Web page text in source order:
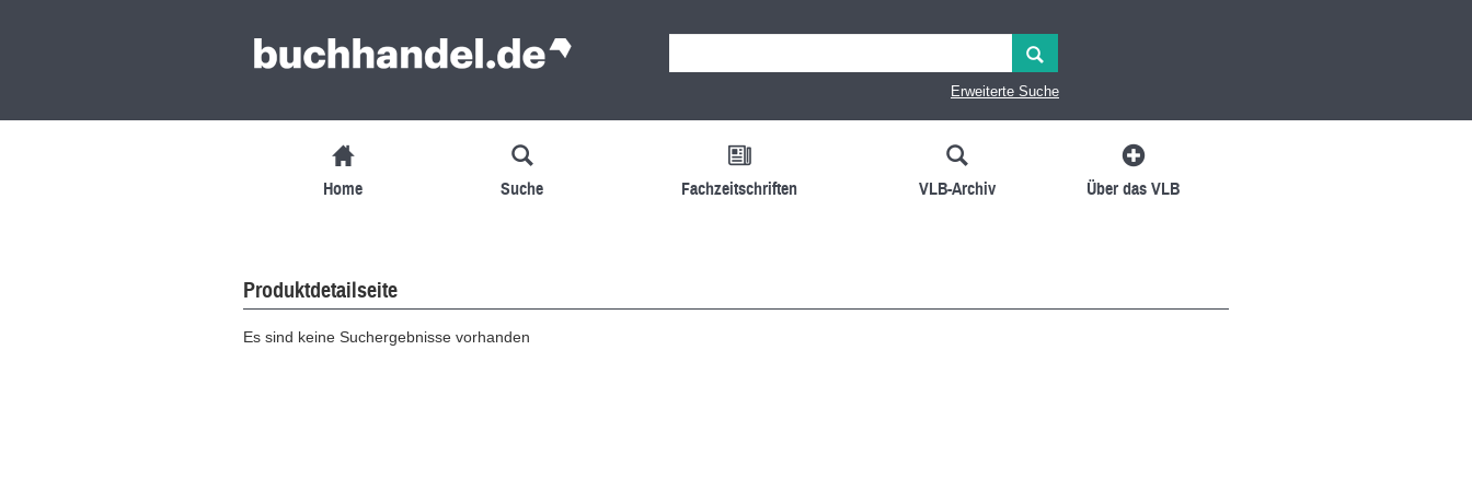
Erweiterte Suche
Home Suche Fachzeitschriften VLB-Archiv Über das VLB
Produktdetailseite
Es sind keine Suchergebnisse vorhanden